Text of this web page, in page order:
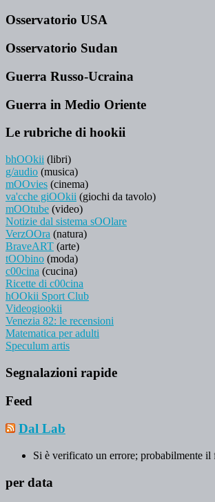
Osservatorio USA
Osservatorio Sudan
Guerra Russo-Ucraina
Guerra in Medio Oriente
Le rubriche di hookii
bhOOkii (libri)
g/audio (musica)
mOOvies (cinema)
va'cche giOOkii (giochi da tavolo)
mOOtube (video)
Notizie dal sistema sOOlare
VerzOOra (natura)
BraveART (arte)
tOObino (moda)
c00cina (cucina)
Ricette di c00cina
hOOkii Sport Club
Videogiookii
Venezia 82: le recensioni
Matematica per adulti
Speculum artis
Segnalazioni rapide
Feed
Dal Lab
Si è verificato un errore; probabilmente
per data